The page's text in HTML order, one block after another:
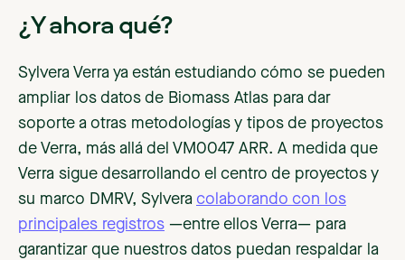
¿Y ahora qué?
Sylvera Verra ya están estudiando cómo se pueden
ampliar los datos de Biomass Atlas para dar
soporte a otras metodologías y tipos de proyectos
de Verra, más allá del VM0047 ARR. A medida que
Verra sigue desarrollando el centro de proyectos y
su marco DMRV, Sylvera colaborando con los
principales registros —entre ellos Verra— para
garantizar que nuestros datos puedan respaldar la